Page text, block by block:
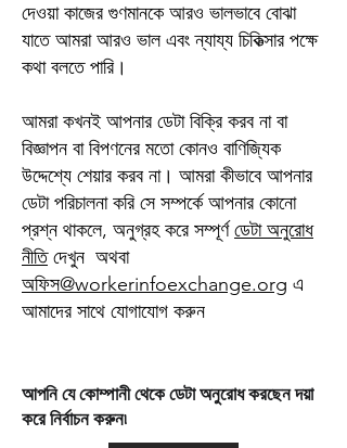
দেওয়া কাজের গুণমানকে আরও ভালভাবে বোঝা
যাতে আমরা আরও ভাল এবং ন্যায্য চিকিত্সার পক্ষে
কথা বলতে পারি।
আমরা কখনই আপনার ডেটা বিক্রি করব না বা
বিজ্ঞাপন বা বিপণনের মতো কোনও বাণিজ্যিক
উদ্দেশ্যে শেয়ার করব না। আমরা কীভাবে আপনার
ডেটা পরিচালনা করি সে সম্পর্কে আপনার কোনো
প্রশ্ন থাকলে, অনুগ্রহ করে সম্পূর্ণডেটা অনুরোধ
নীতিদেখুন অথবা
অফিস@workerinfoexchange.org এ
আমাদের সাথে যোগাযোগ করুন
আপনি যে কোম্পানী থেকে ডেটা অনুরোধ করছেন দয়া
করে নির্বাচন করুন৷